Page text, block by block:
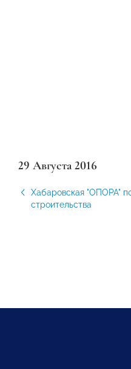
29 Августа 2016
Хабаровская "ОПОРА"
строительства